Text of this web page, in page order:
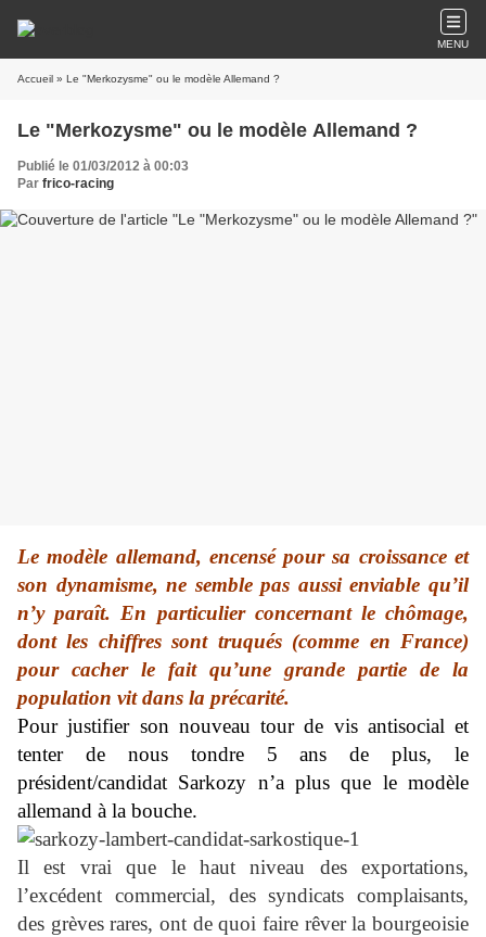
MENU
Accueil » Le "Merkozysme" ou le modèle Allemand ?
Le "Merkozysme" ou le modèle Allemand ?
Publié le 01/03/2012 à 00:03
Par frico-racing
Le modèle allemand, encensé pour sa croissance et
son dynamisme, ne semble pas aussi enviable qu’il
n’y paraît. En particulier concernant le chômage,
dont les chiffres sont truqués (comme en France)
pour cacher le fait qu’une grande partie de la
population vit dans la précarité.
Pour justifier son nouveau tour de vis antisocial et
tenter de nous tondre 5 ans de plus, le
président/candidat Sarkozy n’a plus que le modèle
allemand à la bouche.
Il est vrai que le haut niveau des exportations,
l’excédent commercial, des syndicats complaisants,
des grèves rares, ont de quoi faire rêver la bourgeoisie